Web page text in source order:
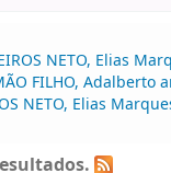
NETO, Elias
FILHO,
NETO, Elias